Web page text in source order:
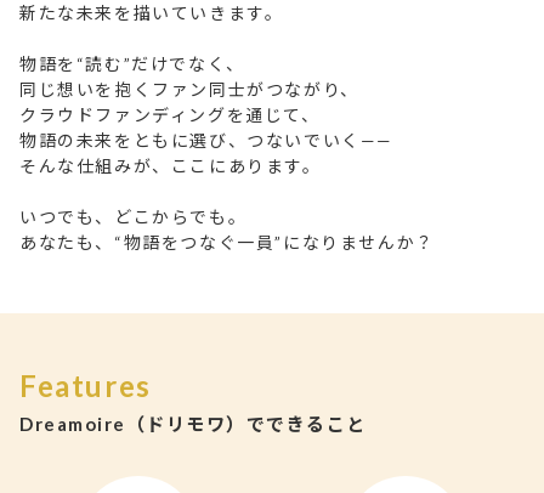
新たな未来を描いていきます。
物語を“読む”だけでなく、
同じ想いを抱くファン同士がつながり、
クラウドファンディングを通じて、
物語の未来をともに選び、つないでいく——
そんな仕組みが、ここにあります。
いつでも、どこからでも。
あなたも、“物語をつなぐ一員”になりませんか？
Features
Dreamoire（ドリモワ）でできること